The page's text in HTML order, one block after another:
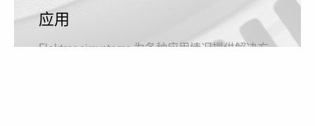
应用
Elektror airsystems 为各种应用情况提供解决方